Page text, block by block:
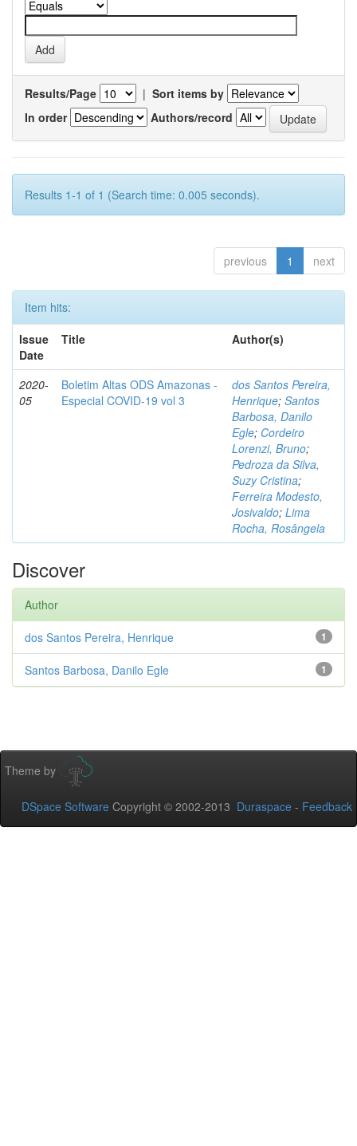
Results/Page | Sort items by
In order
Authors/record
Results 1-1 of 1 (Search time: 0.005 seconds).
previous 1 next
Item hits:
Issue
Date
Title Author(s)
2020-
05
Boletim Altas ODS Amazonas -
Especial COVID-19 vol 3
dos Santos Pereira,
Henrique; Santos
Barbosa, Danilo
Egle; Cordeiro
Lorenzi, Bruno;
Pedroza da Silva,
Suzy Cristina;
Ferreira Modesto,
Josivaldo; Lima
Rocha, Rosângela
Discover
Author
1
dos Santos Pereira, Henrique
1
Santos Barbosa, Danilo Egle
Theme by
DSpace Software Copyright © 2002-2013 Duraspace - Feedback